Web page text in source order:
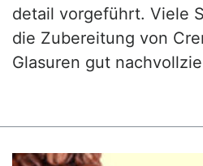
detail vorgeführt. Viele
die Zubereitung von
Glasuren gut